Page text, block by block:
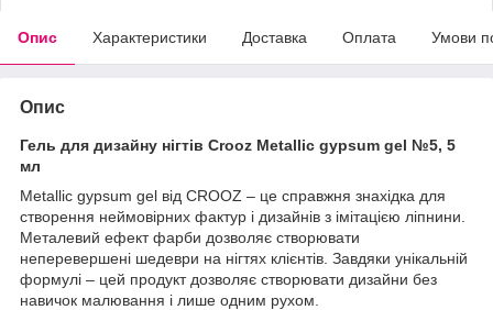
Опис Характеристики Доставка Оплата Умови
Опис
Гель для дизайну нігтів Crooz Metallic gypsum gel №5, 5
мл
Metallic gypsum gel від CROOZ – це справжня знахідка для
створення неймовірних фактур і дизайнів з імітацією ліпнини.
Металевий ефект фарби дозволяє створювати
неперевершені шедеври на нігтях клієнтів. Завдяки унікальній
формулі – цей продукт дозволяє створювати дизайни без
навичок малювання і лише одним рухом.